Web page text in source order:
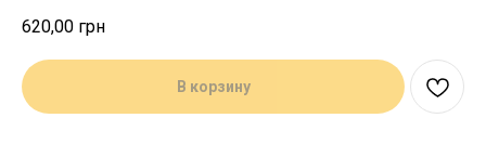
620,00 грн
В корзину